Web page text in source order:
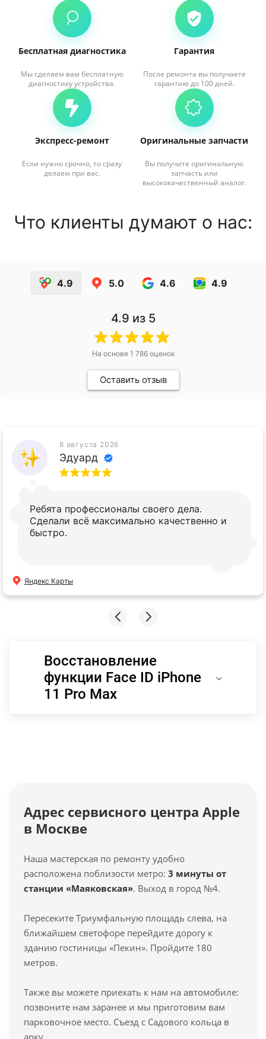
Бесплатная диагностика
Мы сделаем вам бесплатную
диагностику устройства.
Гарантия
После ремонта вы получаете
гарантию до 100 дней.
Экспресс-ремонт
Если нужно срочно, то сразу
делаем при вас.
Оригинальные запчасти
Вы получите оригинальную
запчасть или
высококачественный аналог.
Что клиенты думают о нас:
4.9 5.0 4.6 4.9
4.9 из 5
На основе 1 786оценок
Оставить отзыв
8 августа 2026
Эдуард
Ребята профессионалы своего дела.
Сделали всё максимально качественно и
быстро.
Яндекс Карты
Восстановление
функции Face ID iPhone
11 Pro Max
Адрес сервисного центра Apple
в Москве
Наша мастерская по ремонту удобно
расположена поблизости метро: 3 минуты от
станции «Маяковская». Выход в город №4.
Пересеките Триумфальную площадь слева, на
ближайшем светофоре перейдите дорогу к
зданию гостиницы «Пекин». Пройдите 180
метров.
Также вы можете приехать к нам на автомобиле:
позвоните нам заранее и мы приготовим вам
парковочное место. Съезд с Садового кольца в
арку.